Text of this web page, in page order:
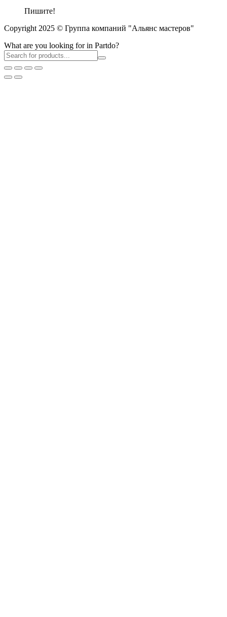
Пишите!
Copyright 2025 © Группа компаний "Альянс мастеров"
What are you looking for in Partdo?